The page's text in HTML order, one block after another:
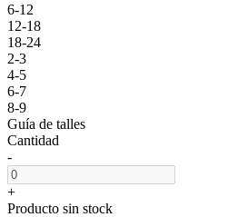
6-12
12-18
18-24
2-3
4-5
6-7
8-9
Guía de talles
Cantidad
-
+
Producto sin stock